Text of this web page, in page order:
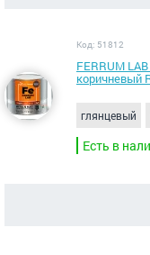
Код: 51812
FERRUM
коричневый
глянцевый
Есть в